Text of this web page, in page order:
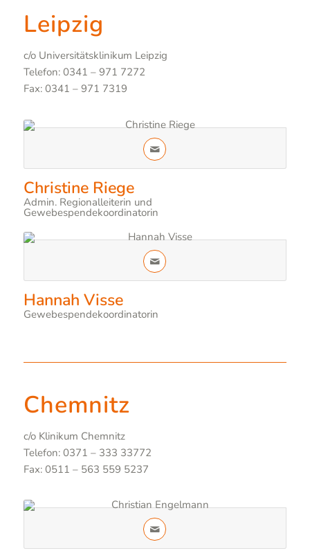
Leipzig
c/o Universitätsklinikum Leipzig
Telefon: 0341 – 971 7272
Fax: 0341 – 971 7319
Christine Riege
Admin. Regionalleiterin und
Gewebespendekoordinatorin
Hannah Visse
Gewebespendekoordinatorin
Chemnitz
c/o Klinikum Chemnitz
Telefon: 0371 – 333 33772
Fax: 0511 – 563 559 5237